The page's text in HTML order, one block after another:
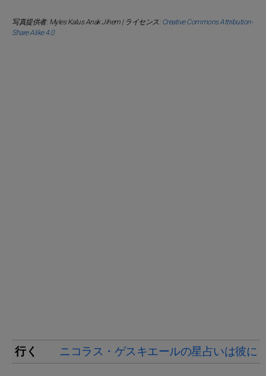
写真提供者: Myles Kalus Anak Jihem | ライセンス:Creative Commons Attribution-
Share Alike 4.0
行く ニコラス・ゲスキエールの星占いは彼に